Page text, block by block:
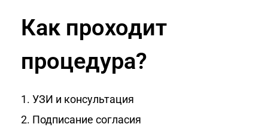
Как проходит
процедура?
УЗИ и консультация
2. Подписание согласия